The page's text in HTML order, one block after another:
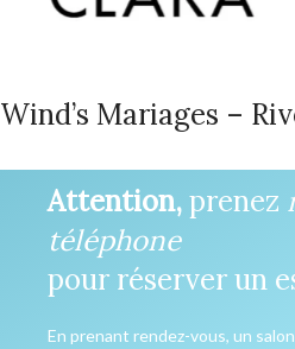
Wind’s Mariages –
Attention,prenez
téléphone
pour réserver un
En prenant rendez-vous, un